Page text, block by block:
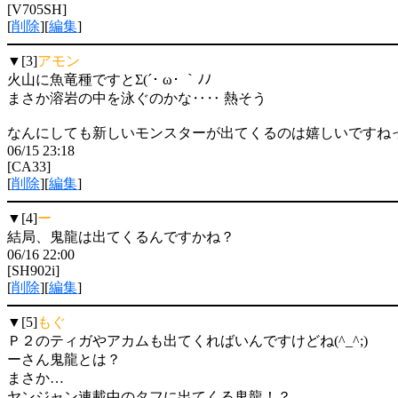
[V705SH]
[削除][編集]
▼[3]アモン
火山に魚竜種ですとΣ(´･ ω･ ｀ﾉﾉ
まさか溶岩の中を泳ぐのかな‥‥ 熱そう
なんにしても新しいモンスターが出てくるのは嬉しいですね
06/15 23:18
[CA33]
[削除][編集]
▼[4]ー
結局、鬼龍は出てくるんですかね？
06/16 22:00
[SH902i]
[削除][編集]
▼[5]もぐ
Ｐ２のティガやアカムも出てくればいんですけどね(^_^;)
ーさん鬼龍とは？
まさか…